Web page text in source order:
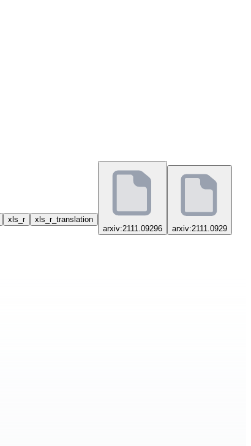
xls_r
xls_r_translation
arxiv:2111.09296
arxiv:2111.0929